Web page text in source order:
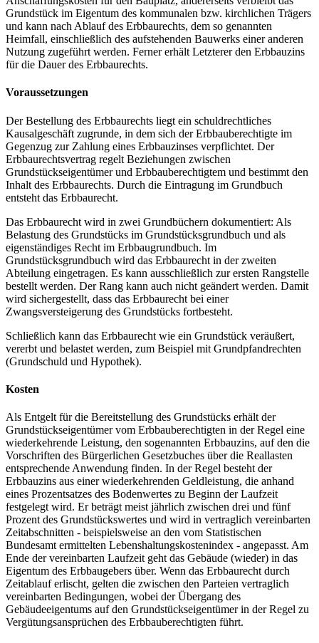
Grundstück im Eigentum des kommunalen bzw. kirchlichen Trägers
und kann nach Ablauf des Erbbaurechts, dem so genannten
Heimfall, einschließlich des aufstehenden Bauwerks einer anderen
Nutzung zugeführt werden. Ferner erhält Letzterer den Erbbauzins
für die Dauer des Erbbaurechts.
Voraussetzungen
Der Bestellung des Erbbaurechts liegt ein schuldrechtliches
Kausalgeschäft zugrunde, in dem sich der Erbbauberechtigte im
Gegenzug zur Zahlung eines Erbbauzinses verpflichtet. Der
Erbbaurechtsvertrag regelt Beziehungen zwischen
Grundstückseigentümer und Erbbauberechtigtem und bestimmt den
Inhalt des Erbbaurechts. Durch die Eintragung im Grundbuch
entsteht das Erbbaurecht.
Das Erbbaurecht wird in zwei Grundbüchern dokumentiert: Als
Belastung des Grundstücks im Grundstücksgrundbuch und als
eigenständiges Recht im Erbbaugrundbuch. Im
Grundstücksgrundbuch wird das Erbbaurecht in der zweiten
Abteilung eingetragen. Es kann ausschließlich zur ersten Rangstelle
bestellt werden. Der Rang kann auch nicht geändert werden. Damit
wird sichergestellt, dass das Erbbaurecht bei einer
Zwangsversteigerung des Grundstücks fortbesteht.
Schließlich kann das Erbbaurecht wie ein Grundstück veräußert,
vererbt und belastet werden, zum Beispiel mit Grundpfandrechten
(Grundschuld und Hypothek).
Kosten
Als Entgelt für die Bereitstellung des Grundstücks erhält der
Grundstückseigentümer vom Erbbauberechtigten in der Regel eine
wiederkehrende Leistung, den sogenannten Erbbauzins, auf den die
Vorschriften des Bürgerlichen Gesetzbuches über die Reallasten
entsprechende Anwendung finden. In der Regel besteht der
Erbbauzins aus einer wiederkehrenden Geldleistung, die anhand
eines Prozentsatzes des Bodenwertes zu Beginn der Laufzeit
festgelegt wird. Er beträgt meist jährlich zwischen drei und fünf
Prozent des Grundstückswertes und wird in vertraglich vereinbarten
Zeitabschnitten - beispielsweise an den vom Statistischen
Bundesamt ermittelten Lebenshaltungskostenindex - angepasst. Am
Ende der vereinbarten Laufzeit geht das Gebäude (wieder) in das
Eigentum des Erbbaugebers über. Wenn das Erbbaurecht durch
Zeitablauf erlischt, gelten die zwischen den Parteien vertraglich
vereinbarten Bedingungen, wobei der Übergang des
Gebäudeeigentums auf den Grundstückseigentümer in der Regel zu
Vergütungsansprüchen des Erbbauberechtigten führt.